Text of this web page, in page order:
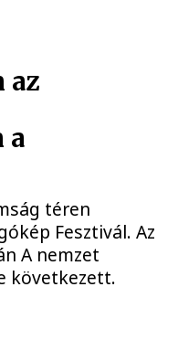
az
a
téren
Fesztivál. Az
A nemzet
következett.